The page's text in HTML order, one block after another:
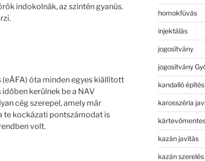
indokolnák, az szintén gyanús.
óta minden egyes kiállított
kerülnek be a NAV
cég szerepel, amely már
te kockázati pontszámodat is
volt.
homokfúvás
injektálás
jogosítvány
jogosítvány
kandalló építés
karosszéria
kazán javítás
kazán szerelés